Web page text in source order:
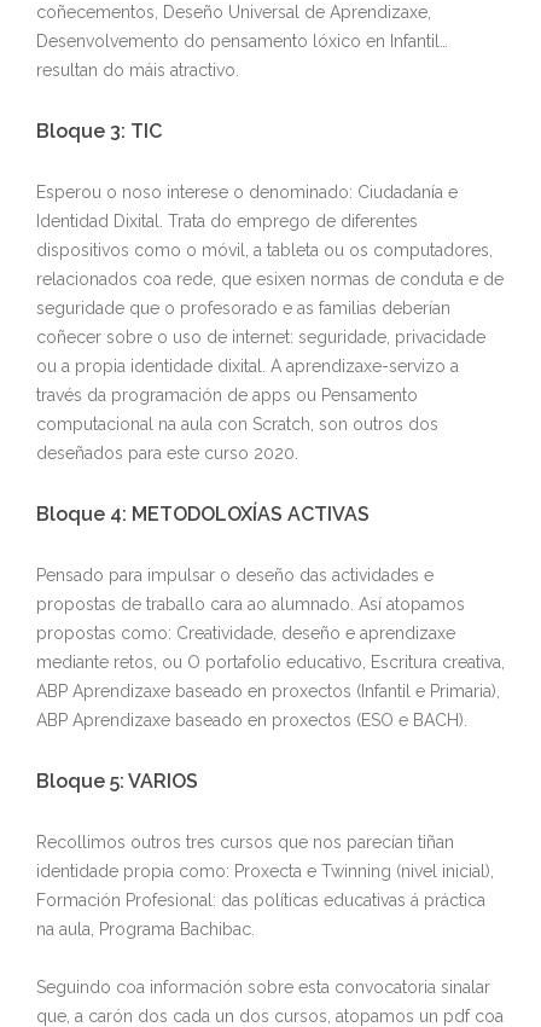
coñecementos, Deseño Universal de Aprendizaxe,
Desenvolvemento do pensamento lóxico en Infantil…
resultan do máis atractivo.
Bloque 3: TIC
Esperou o noso interese o denominado: Ciudadanía e
Identidad Dixital. Trata do emprego de diferentes
dispositivos como o móvil, a tableta ou os computadores,
relacionados coa rede, que esixen normas de conduta e de
seguridade que o profesorado e as familias deberían
coñecer sobre o uso de internet: seguridade, privacidade
ou a propia identidade dixital. A aprendizaxe-servizo a
través da programación de apps ou Pensamento
computacional na aula con Scratch, son outros dos
deseñados para este curso 2020.
Bloque 4: METODOLOXÍAS ACTIVAS
Pensado para impulsar o deseño das actividades e
propostas de traballo cara ao alumnado. Así atopamos
propostas como: Creatividade, deseño e aprendizaxe
mediante retos, ou O portafolio educativo, Escritura creativa,
ABP Aprendizaxe baseado en proxectos (Infantil e Primaria),
ABP Aprendizaxe baseado en proxectos (ESO e BACH).
Bloque 5: VARIOS
Recollimos outros tres cursos que nos parecían tiñan
identidade propia como: Proxecta e Twinning (nivel inicial),
Formación Profesional: das políticas educativas á práctica
na aula, Programa Bachibac.
Seguindo coa información sobre esta convocatoria sinalar
que, a carón dos cada un dos cursos, atopamos un pdf coa